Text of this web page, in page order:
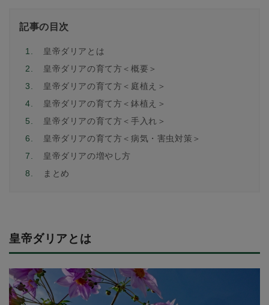
記事の目次
1.
皇帝ダリアとは
2.
皇帝ダリアの育て方＜概要＞
3.
皇帝ダリアの育て方＜庭植え＞
4.
皇帝ダリアの育て方＜鉢植え＞
5.
皇帝ダリアの育て方＜手入れ＞
6.
皇帝ダリアの育て方＜病気・害虫対策＞
7.
皇帝ダリアの増やし方
8.
まとめ
皇帝ダリアとは